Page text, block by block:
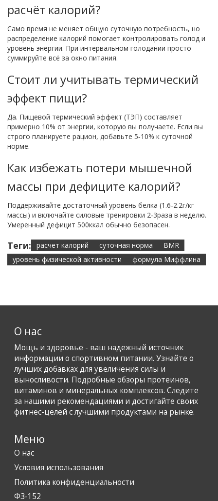
расчёт калорий?
Само время не меняет общую суточную потребность, но
распределение калорий помогает контролировать голод и
уровень энергии. При интервальном голодании просто
суммируйте всё за окно питания.
Стоит ли учитывать термический
эффект пищи?
Да. Пищевой термический эффект (ТЭП) составляет
примерно 10% от энергии, которую вы получаете. Если вы
строго планируете рацион, добавьте 5‑10% к суточной
норме.
Как избежать потери мышечной
массы при дефиците калорий?
Поддерживайте достаточный уровень белка (1.6‑2.2г/кг
массы) и включайте силовые тренировки 2‑3раза в неделю.
Умеренный дефицит 500ккал обычно безопасен.
Теги: расчет калорий суточная норма
BMR
уровень физической активности
формула Миффлина
О нас
Мощь и здоровье - ваш надежный источник
информации о спортивном питании. Узнайте о
лучших добавках для увеличения силы и
выносливости. Подробные обзоры протеинов,
витаминов и минеральных комплексов. Следите
за нашими рекомендациями и достигайте своих
фитнес-целей с лучшими продуктами на рынке.
Меню
О нас
Условия использования
Политика конфиденциальности
ФЗ-152